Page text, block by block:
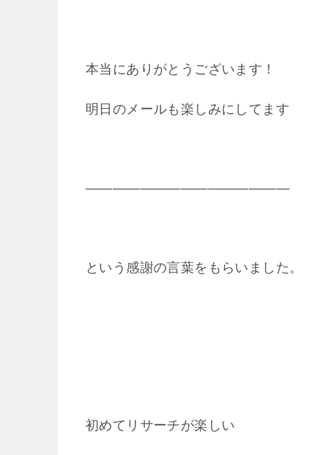
本当にありがとうございます！
明日のメールも楽しみにしてます
―――――――――――――――
という感謝の言葉をもらいました。
初めてリサーチが楽しい